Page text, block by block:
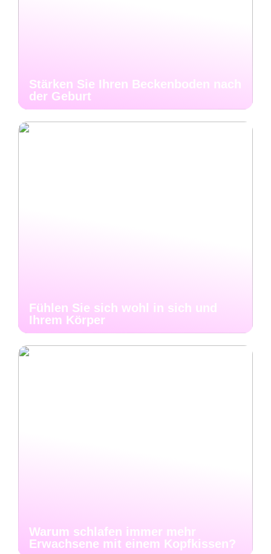
Stärken Sie Ihren Beckenboden nach
der Geburt
Fühlen Sie sich wohl in sich und
Ihrem Körper
Warum schlafen immer mehr
Erwachsene mit einem Kopfkissen?